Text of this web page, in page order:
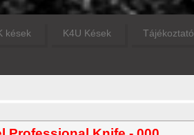
kések K4U Kések Tájékoztató